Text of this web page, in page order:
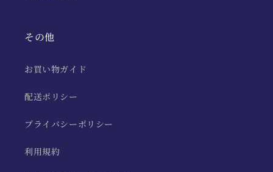
その他
お買い物ガイド
配送ポリシー
プライバシーポリシー
利用規約